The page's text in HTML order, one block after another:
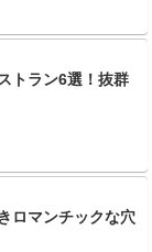
トラン6選！抜群
ロマンチックな穴